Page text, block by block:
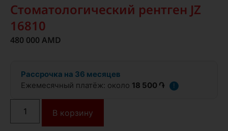
Стоматологический рентген JZ
16810
480 000 AMD
Рассрочка на 36 месяцев
Ежемесячный платёж: около 18 500 ֏ !
В корзину